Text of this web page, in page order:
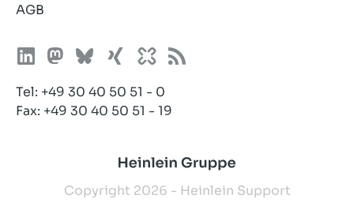
AGB
Tel: +49 30 40 50 51 - 0
Fax: +49 30 40 50 51 - 19
Copyright 2026 - Heinlein Support